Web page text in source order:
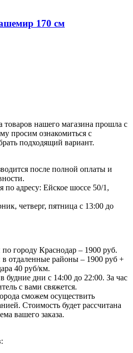
170 см
нашего магазина прошла с
просим ознакомиться с
подходящий вариант.
после полной оплаты и
по адресу: Ейское шоссе 50/1,
четверг, пятница с 13:00 до
городу Краснодар – 1900 руб.
в отдаленные районы – 1900 руб +
40 руб/км.
будние дни с 14:00 до 22:00. За час
с вами свяжется.
сможем осуществить
Стоимость будет рассчитана
вашего заказа.